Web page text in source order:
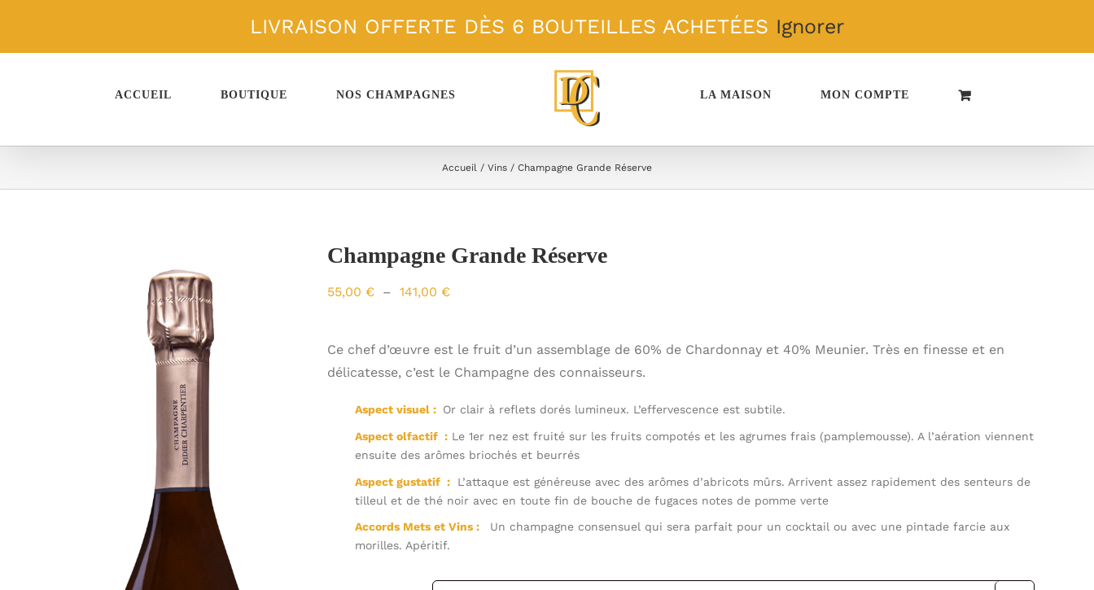
LIVRAISON OFFERTE DÈS 6 BOUTEILLES ACHETÉES Ignorer
contenu
ACCUEIL BOUTIQUE NOS CHAMPAGNES LA MAISON MON COMPTE
Accueil Vins Champagne Grande Réserve
Champagne Grande Réserve
55,00 € – 141,00 €Plage
55,00 €
141,00 €
Ce chef d’œuvre est le fruit d’un assemblage de 60% de Chardonnay et 40% Meunier. Très en finesse et en
délicatesse, c’est le Champagne des connaisseurs.
Aspect visuel : Or clair à reflets dorés lumineux. L’effervescence est subtile.
Aspect olfactif :Le 1er nez est fruité sur les fruits compotés et les agrumes frais (pamplemousse). A l’aération viennent
ensuite des arômes briochés et beurrés
Aspect gustatif :
L’attaque est généreuse avec des arômes d’abricots mûrs. Arrivent assez rapidement des senteurs de
tilleul et de thé noir avec en toute fin de bouche de fugaces notes de pomme verte
Accords Mets et Vins :
Un champagne consensuel qui sera parfait pour un cocktail ou avec une pintade farcie aux
morilles. Apéritif.